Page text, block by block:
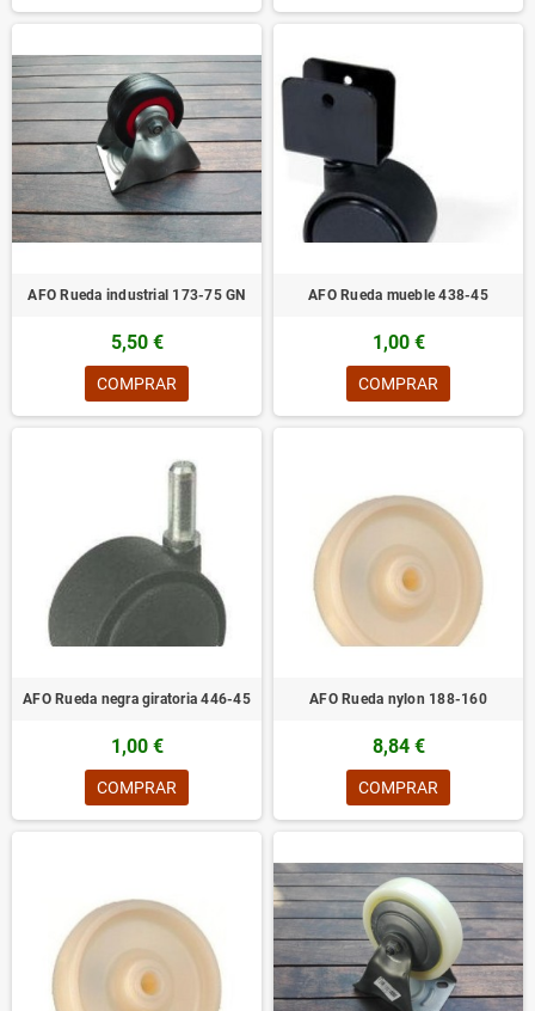
AFO Rueda industrial 173-75 GN
5,50 €
COMPRAR
AFO Rueda mueble 438-45
1,00 €
COMPRAR
AFO Rueda negra giratoria 446-45
1,00 €
COMPRAR
AFO Rueda nylon 188-160
8,84 €
COMPRAR